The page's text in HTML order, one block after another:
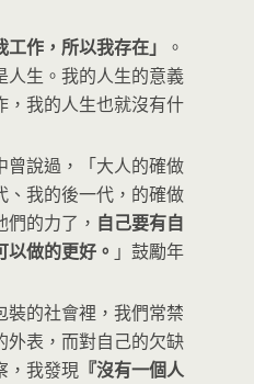
工作，所以我存在」
。
人生。我的人生的意義
，我的人生也就沒有什
曾說過，「大人的確做
、我的後一代，的確做
的力了， 自己要有自
做的更好。 」鼓勵年
裝的社會裡，我們常禁
外表，而對自己的欠缺
，我發現 『沒有一個人